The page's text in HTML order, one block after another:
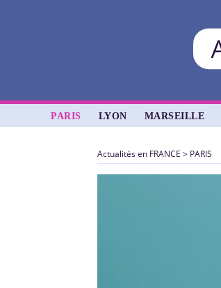
PARIS LYON MARSEILLE
Actualités en FRANCE > PARIS